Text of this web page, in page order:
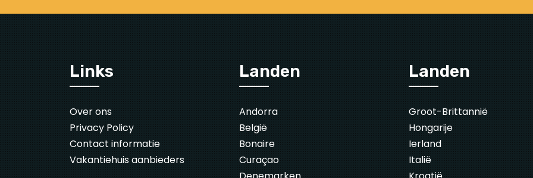
Links
Over ons
Privacy Policy
Contact informatie
Vakantiehuis aanbieders
Landen
Andorra
België
Bonaire
Curaçao
Landen
Groot-Brittannië
Hongarije
Ierland
Italië